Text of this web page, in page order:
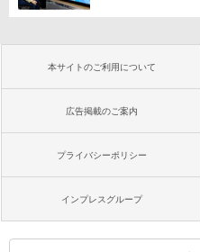
本サイトのご利用について
広告掲載のご案内
プライバシーポリシー
インプレスグループ